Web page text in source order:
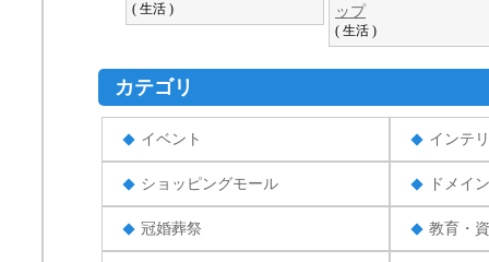
( 生活 )
ップ
( 生活 )
カテゴリ
イベント インテ
ショッピングモール ドメイン
冠婚葬祭 教育・